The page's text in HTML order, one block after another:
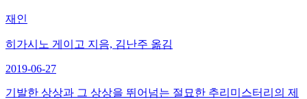
재인
히가시노 게이고 지음, 김난주 옮김
2019-06-27
기발한 상상과 그 상상을 뛰어넘는 절묘한 추리미스터리의 제